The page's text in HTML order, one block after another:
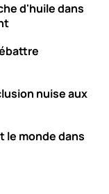
d'huile dans
nuise aux
le monde dans